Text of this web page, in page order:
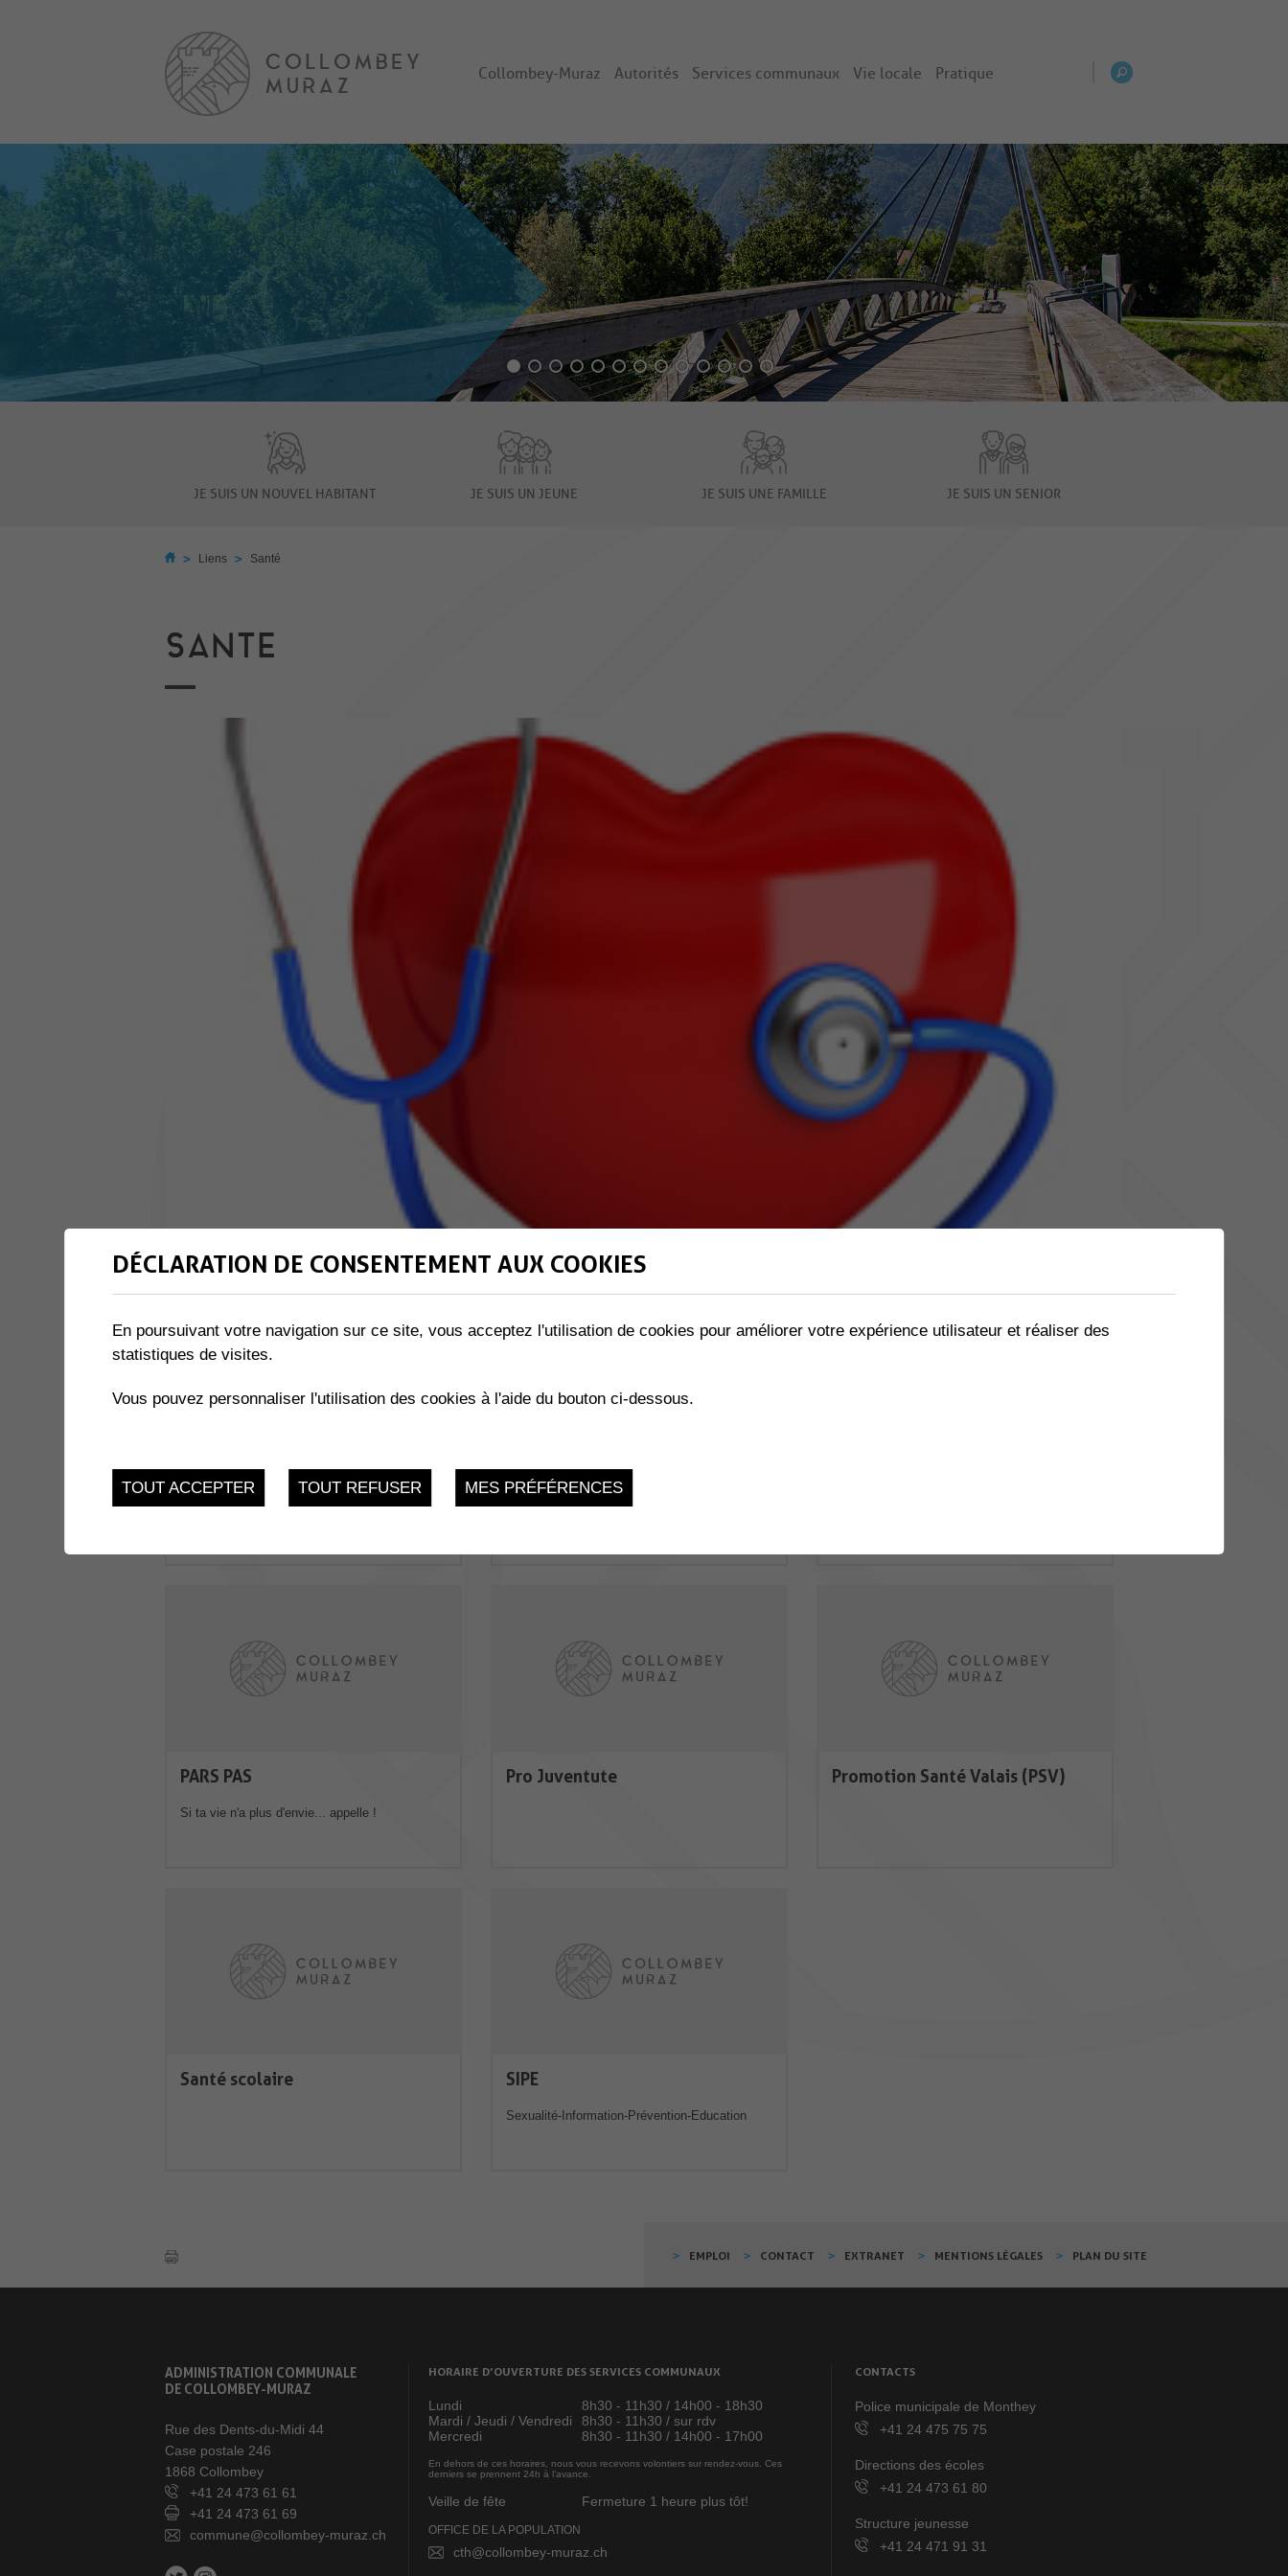
Collombey-Muraz Autorités Services communaux Vie locale Pratique
JE SUIS UN NOUVEL HABITANT JE SUIS UN JEUNE JE SUIS UNE FAMILLE JE SUIS UN SENIOR
> Liens > Santé
SANTE
Action innocence CIAO
PARS PAS
Si ta vie n'a plus d'envie... appelle !
Pro Juventute Promotion Santé Valais (PSV)
Santé scolaire SIPE
Sexualité-Information-Prévention-Education
EMPLOI CONTACT EXTRANET MENTIONS LÉGALES PLAN DU SITE
ADMINISTRATION COMMUNALE
DE COLLOMBEY-MURAZ
Rue des Dents-du-Midi 44
Case postale 246
1868 Collombey
+41 24 473 61 61
+41 24 473 61 69
commune@collombey-muraz.ch
HORAIRE D’OUVERTURE DES SERVICES COMMUNAUX
Lundi
8h30 - 11h30 / 14h00 - 18h30
Mardi / Jeudi / Vendredi
8h30 - 11h30 / sur rdv
Mercredi
8h30 - 11h30 / 14h00 - 17h00
En dehors de ces horaires, nous vous recevons volontiers sur rendez-vous. Ces
derniers se prennent 24h à l’avance.
Veille de fête Fermeture 1 heure plus tôt!
OFFICE DE LA POPULATION
cth@collombey-muraz.ch
CONTACTS
Police municipale de Monthey
+41 24 475 75 75
Directions des écoles
+41 24 473 61 80
Structure jeunesse
+41 24 471 91 31
DÉCLARATION DE CONSENTEMENT AUX COOKIES
En poursuivant votre navigation sur ce site, vous acceptez l'utilisation de cookies pour améliorer votre expérience utilisateur et réaliser des
statistiques de visites.
Vous pouvez personnaliser l'utilisation des cookies à l'aide du bouton ci-dessous.
TOUT ACCEPTER TOUT REFUSER MES PRÉFÉRENCES